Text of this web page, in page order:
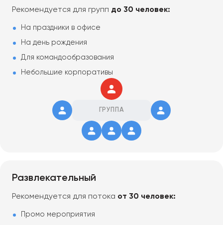
Рекомендуется для групп до 30 человек:
На праздники в офисе
На день рождения
Для командообразования
Небольшие корпоративы
ГРУППА
Развлекательный
Рекомендуется для потока от 30 человек:
Промо мероприятия